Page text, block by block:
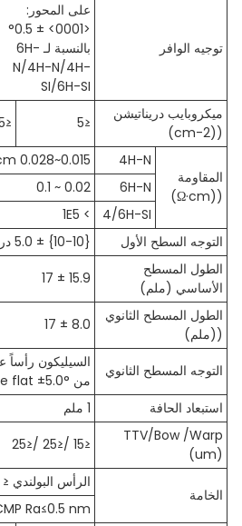
توجيه الوافر
على المحور:
<0001> ± 0.5°
بالنسبة لـ 6H-
N/4H-N/4H-
SI/6H-SI
ميكروبايب دريناتيشن
((cm-2)
≤5
≤15
المقاومة
((Ω·cm)
4H-N
0.015~0.028 Ω·cm
6H-N
0.02 ~ 0.1
4/6H-SI
> 1E5
التوجه السطح الأول
{10-10} ± 5.0 درجة
الطول المسطح
الأساسي (ملم)
15.9 ± 17
الطول المسطح الثانوي
((ملم)
8.0 ± 17
التوجه المسطح الثانوي
من Prime flat ±5.0°
استبعاد الحافة
1 ملم
TTV/Bow /Warp
(um)
≤15 /≤25 /≤25
الخامة
الرأس البولندي ≤ 1 nm
Ra≤0.5 nm